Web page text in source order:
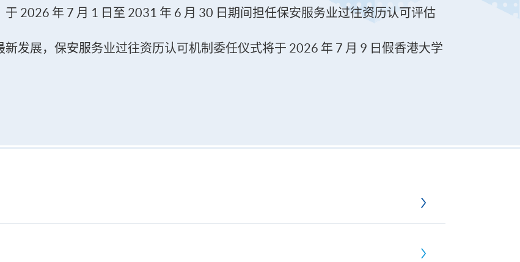
2026 年 7 月 1 日至 2031 年 6 月 30 日期间担任保安服务业过往资历认可评估
发展，保安服务业过往资历认可机制委任仪式将于 2026 年 7 月 9 日假香港大学